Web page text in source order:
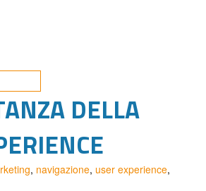
DELLA
, navigazione, user experience,